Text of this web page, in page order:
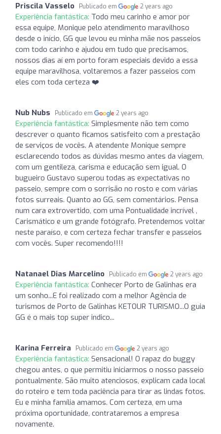
Priscila Vasselo Publicado em 2 years ago
Experiência fantástica: Todo meu carinho e amor por
essa equipe, Monique pelo atendimento maravilhoso
desde o início, GG que levou eu minha mãe nos passeios
com todo carinho e ajudou em tudo que precisamos,
nossos dias aí em porto foram especiais devido a essa
equipe maravilhosa, voltaremos a fazer passeios com
eles com toda certeza ❤️
Nub Nubs Publicado em 2 years ago
Experiência fantástica: Simplesmente não tem como
descrever o quanto ficamos satisfeito com a prestação
de serviços de vocês. A atendente Monique sempre
esclarecendo todos as dúvidas mesmo antes da viagem,
com um gentileza, carisma e educação sem igual. O
bugueiro Gustavo superou todas as expectativas no
passeio, sempre com o sorrisão no rosto e com várias
fotos surreais. Quanto ao GG, sem comentários. Pensa
num cara extrovertido, com uma Pontualidade incrível ,
Carismático e um grande fotógrafo. Pretendemos voltar
neste paraíso, e com certeza fechar transfer e passeios
com vocês. Super recomendo!!!!
Natanael Dias Marcelino Publicado em 2 years ago
Experiência fantástica: Conhecer Porto de Galinhas era
um sonho...E foi realizado com a melhor Agência de
turismos de Porto de Galinhas KETOUR TURISMO...O guia
GG é o mais top super indico...
Karina Ferreira Publicado em 2 years ago
Experiência fantástica: Sensacional! O rapaz do buggy
chegou antes, o que permitiu iniciarmos o nosso passeio
pontualmente. São muito atenciosos, explicam cada local
do roteiro e tem toda paciência para tirar as lindas fotos.
Eu e minha família amamos. Com certeza, em uma
próxima oportunidade, contrataremos a empresa
novamente.